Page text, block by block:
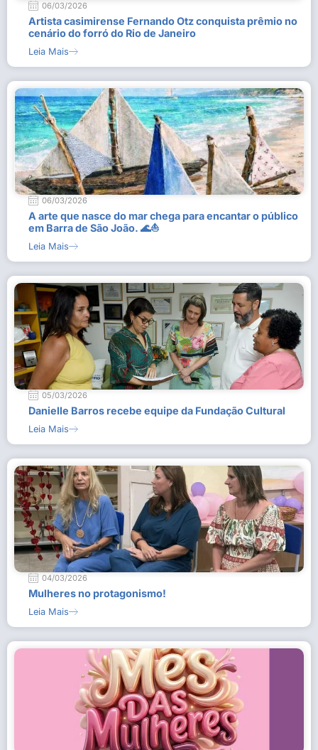
06/03/2026
Artista casimirense Fernando Otz conquista prêmio no
cenário do forró do Rio de Janeiro
Leia Mais
06/03/2026
A arte que nasce do mar chega para encantar o público
em Barra de São João. 🌊⛵
Leia Mais
05/03/2026
Danielle Barros recebe equipe da Fundação Cultural
Leia Mais
04/03/2026
Mulheres no protagonismo!
Leia Mais